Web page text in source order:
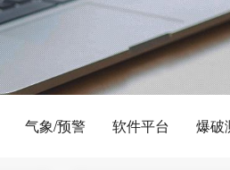
气象/预警 软件平台 爆破